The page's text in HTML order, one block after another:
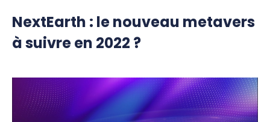
NextEarth : le nouveau metavers
à suivre en 2022 ?